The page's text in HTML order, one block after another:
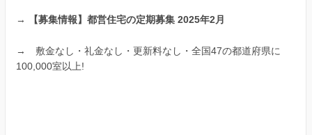
→ 【募集情報】都営住宅の定期募集 2025年2月
→ 敷金なし・礼金なし・更新料なし・全国47の都道府県に
100,000室以上!